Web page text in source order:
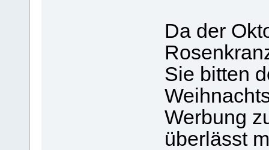
Da der
Sie bitten
Werbung
überlässt